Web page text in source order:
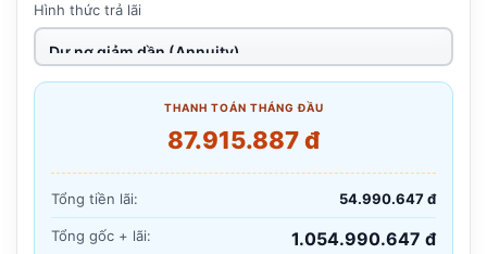
Hình thức trả lãi
THANH TOÁN THÁNG ĐẦU
87.915.887 đ
Tổng tiền lãi: 54.990.647 đ
Tổng gốc + lãi: 1.054.990.647 đ